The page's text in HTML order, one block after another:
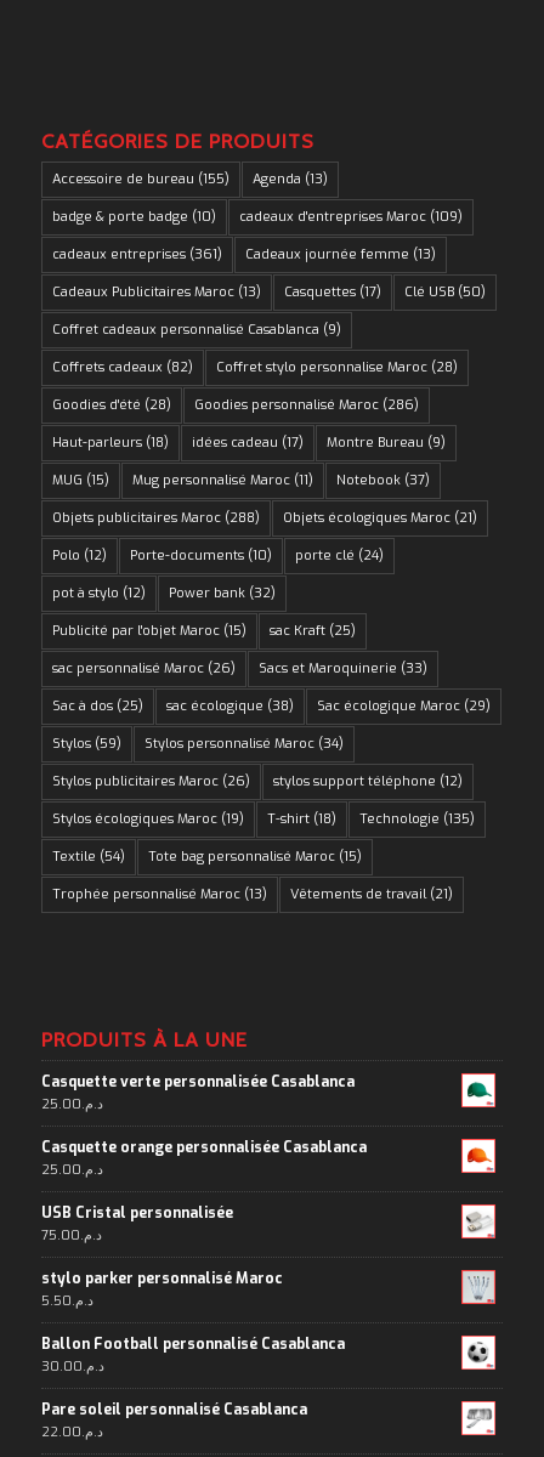
CATÉGORIES DE PRODUITS
Accessoire de bureau (155) Agenda (13)
badge & porte badge (10) cadeaux d'entreprises Maroc(109)
cadeaux entreprises(361) Cadeaux journée femme (13)
Cadeaux Publicitaires Maroc(13) Casquettes(17) Clé USB(50)
Coffret cadeaux personnalisé Casablanca (9)
Coffrets cadeaux (82) Coffret stylo personnalise Maroc(28)
Goodies d'été (28) Goodies personnalisé Maroc(286)
Haut-parleurs(18) idées cadeau (17) Montre Bureau (9)
MUG (15) Mug personnalisé Maroc(11) Notebook(37)
Objets publicitaires Maroc(288) Objets écologiques Maroc(21)
Polo (12) Porte-documents(10) porte clé (24)
pot à stylo (12) Power bank(32)
Publicité par l'objet Maroc(15) sac Kraft(25)
sac personnalisé Maroc(26) Sacs et Maroquinerie (33)
Sac à dos(25) sac écologique (38) Sac écologique Maroc(29)
Stylos(59) Stylos personnalisé Maroc(34)
Stylos publicitaires Maroc(26) stylos support téléphone (12)
Stylos écologiques Maroc(19) T-shirt(18) Technologie (135)
Textile (54) Tote bag personnalisé Maroc(15)
Trophée personnalisé Maroc(13) Vêtements de travail(21)
PRODUITS À LA UNE
Casquette verte personnalisée Casablanca
د.م.25.00
Casquette orange personnalisée Casablanca
د.م.25.00
USB Cristal personnalisée
د.م.75.00
stylo parker personnalisé Maroc
د.م.5.50
Ballon Football personnalisé Casablanca
د.م.30.00
Pare soleil personnalisé Casablanca
د.م.22.00